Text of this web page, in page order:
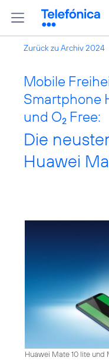
Zurück zu Archiv 2024
Mobile
Smartphone
und O2 Free:
Die
Huawei
Huawei Mate 10 lite und